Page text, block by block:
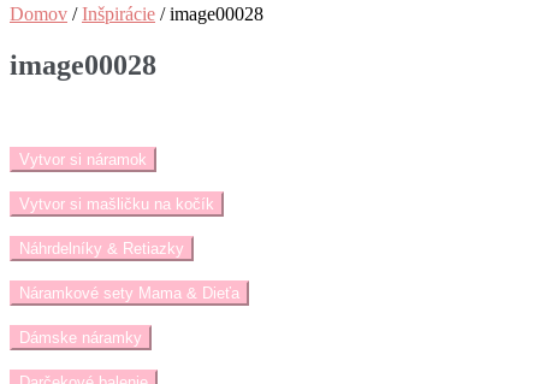
Domov /Inšpirácie /image00028
image00028
Vytvor si náramok
Vytvor si mašličku na kočík
Náhrdelníky & Retiazky
Náramkové sety Mama & Dieťa
Dámske náramky